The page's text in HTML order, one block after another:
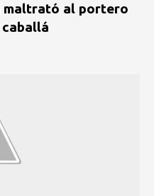
maltrató al portero